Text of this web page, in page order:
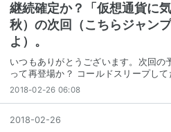
継続確定か？「仮想通貨に
秋）の次回（こちらジャン
よ）。
いつもありがとうございます。次回の
って再登場か？ コールドスリープして
2018-02-26 06:08
2018-02-26